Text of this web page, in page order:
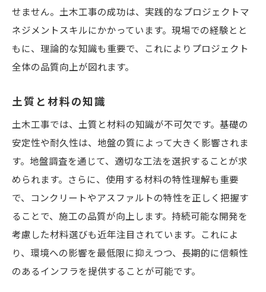
せません。土木工事の成功は、実践的なプロジェクトマ
ネジメントスキルにかかっています。現場での経験とと
もに、理論的な知識も重要で、これによりプロジェクト
全体の品質向上が図れます。
土質と材料の知識
土木工事では、土質と材料の知識が不可欠です。基礎の
安定性や耐久性は、地盤の質によって大きく影響されま
す。地盤調査を通じて、適切な工法を選択することが求
められます。さらに、使用する材料の特性理解も重要
で、コンクリートやアスファルトの特性を正しく把握す
ることで、施工の品質が向上します。持続可能な開発を
考慮した材料選びも近年注目されています。これによ
り、環境への影響を最低限に抑えつつ、長期的に信頼性
のあるインフラを提供することが可能です。